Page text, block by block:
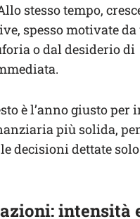
stesso tempo,
spesso motivate da
o dal desiderio di
è l’anno giusto per
più solida,
decisioni dettate solo
intensità